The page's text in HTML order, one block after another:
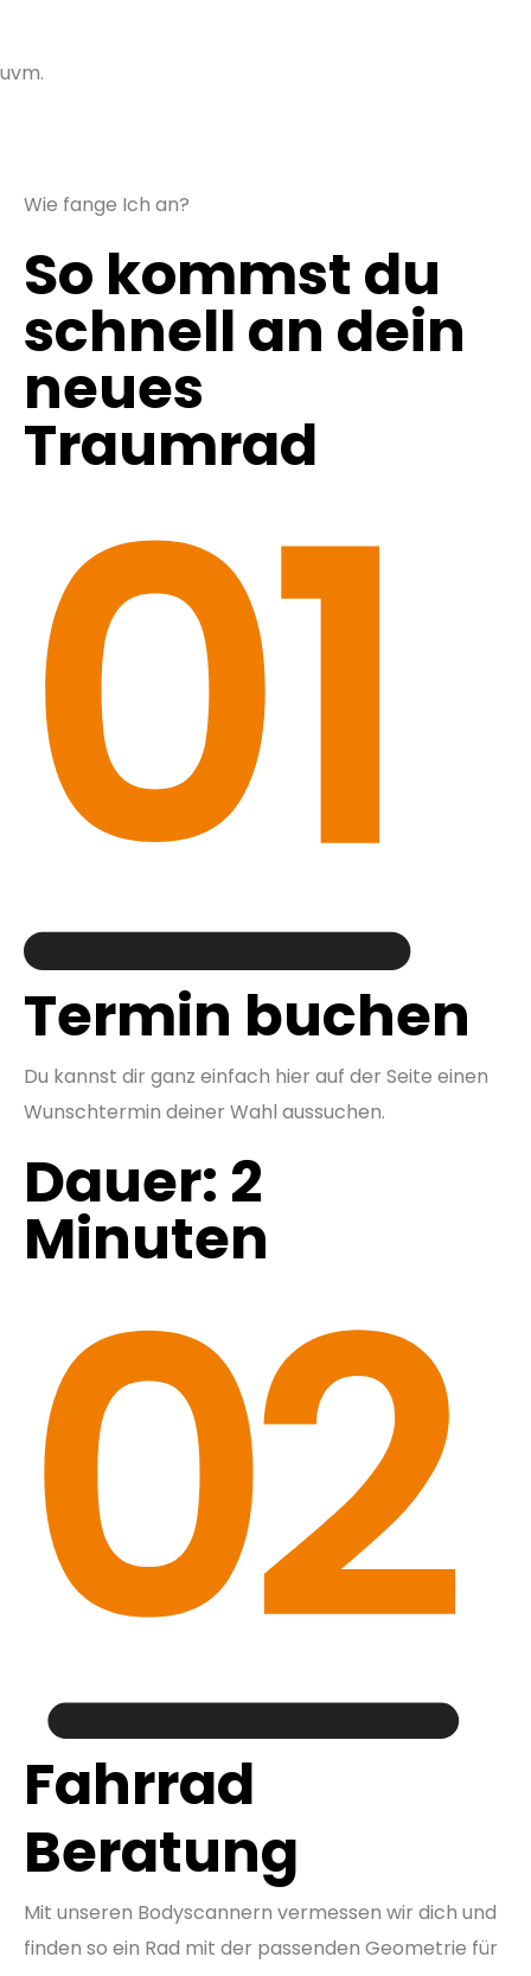
uvm.
Wie fange Ich an?
So kommst du
schnell an dein
neues
Traumrad
Termin buchen
Du kannst dir ganz einfach hier auf der Seite einen
Wunschtermin deiner Wahl aussuchen.
Dauer: 2
Minuten
Fahrrad
Beratung
Mit unseren Bodyscannern vermessen wir dich und
finden so ein Rad mit der passenden Geometrie für